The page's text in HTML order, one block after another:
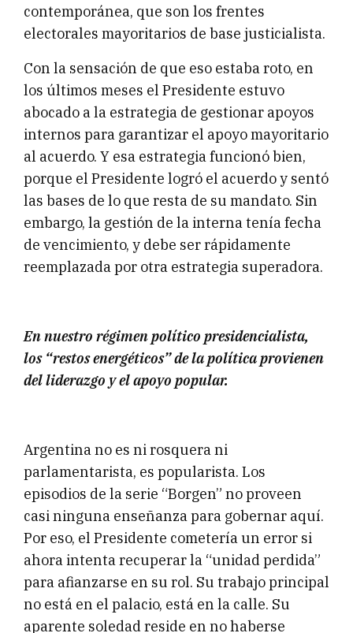
contemporánea, que son los frentes
electorales mayoritarios de base justicialista.
Con la sensación de que eso estaba roto, en
los últimos meses el Presidente estuvo
abocado a la estrategia de gestionar apoyos
internos para garantizar el apoyo mayoritario
al acuerdo. Y esa estrategia funcionó bien,
porque el Presidente logró el acuerdo y sentó
las bases de lo que resta de su mandato. Sin
embargo, la gestión de la interna tenía fecha
de vencimiento, y debe ser rápidamente
reemplazada por otra estrategia superadora.
En nuestro régimen político presidencialista,
los “restos energéticos” de la política provienen
del liderazgo y el apoyo popular.
Argentina no es ni rosquera ni
parlamentarista, es popularista. Los
episodios de la serie “Borgen” no proveen
casi ninguna enseñanza para gobernar aquí.
Por eso, el Presidente cometería un error si
ahora intenta recuperar la “unidad perdida”
para afianzarse en su rol. Su trabajo principal
no está en el palacio, está en la calle. Su
aparente soledad reside en no haberse